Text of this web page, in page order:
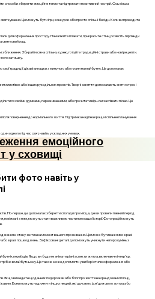
способи зберегти емоційне тепло та підтримати позитивний настрій. Ось кілька
Це можуть бути ігри, конкурси або просто спільні бесіди. Коли ви проводите
для оформлення простору. Намалюйте плакати, прикрасьте стіни, розвісіть гирлянди
лад.
Збирайтеся на спільну кухню, готуйте традиційні страви або нові рецепти.
затишку.
традиції, цікаві випадки з минулого або плани на майбутнє. Це допомагає
листівок або інших рукодільних проектів. Творчі заняття допомагають зняти стрес і
своїми думками, переживаннями, або прочитати вірш чи заспівати пісню. Це
після повернення до нормального життя. Підтримка надії на краще і спільне планування
одного під час свят, навіть у складних умовах.
емоційного
у сховищі
фото навіть у
По-перше, це допомагає зберегти спогади про місце, де ви провели певний період
пов’язані з ним, можуть стати важливою частиною вашої історії. Фотографії можуть
стану житла на момент вашого проживання. Це може бути важливо в разі
в разі пошкоджень. Зафіксовані деталі допоможуть уникнути непорозумінь з
переїздів. Якщо ви будете знімати різні аспекти житла, включаючи інтер'єр,
в майбутньому. Це також може допомогти у виборі стилю оформлення або
Якщо ви ведете щоденник подорожей або блог про життя на орендованій площі,
Вони можуть надихнути інших людей, які шукають ідеї для свого житла або